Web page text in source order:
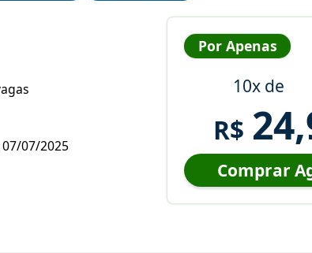
07/2025
Por Apenas
10x de
R$
Comprar